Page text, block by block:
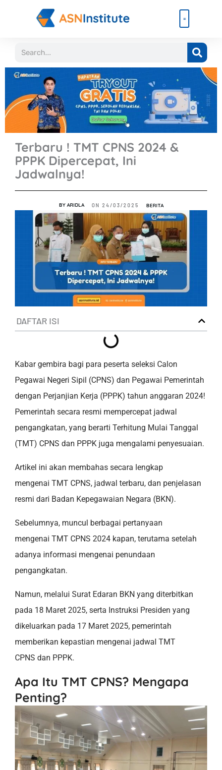
Search
Terbaru ! TMT CPNS 2024 &
PPPK Dipercepat, Ini
Jadwalnya!
BYARIDLA ON 24/03/2025 BERITA
DAFTAR ISI
Kabar gembira bagi para peserta seleksi Calon
Pegawai Negeri Sipil (CPNS) dan Pegawai Pemerintah
dengan Perjanjian Kerja (PPPK) tahun anggaran 2024!
Pemerintah secara resmi mempercepat jadwal
pengangkatan, yang berarti Terhitung Mulai Tanggal
(TMT) CPNS dan PPPK juga mengalami penyesuaian.
Artikel ini akan membahas secara lengkap
mengenai TMT CPNS, jadwal terbaru, dan penjelasan
resmi dari Badan Kepegawaian Negara (BKN).
Sebelumnya, muncul berbagai pertanyaan
mengenai TMT CPNS 2024 kapan, terutama setelah
adanya informasi mengenai penundaan
pengangkatan.
Namun, melalui Surat Edaran BKN yang diterbitkan
pada 18 Maret 2025, serta Instruksi Presiden yang
dikeluarkan pada 17 Maret 2025, pemerintah
memberikan kepastian mengenai jadwal TMT
CPNS dan PPPK.
Apa Itu TMT CPNS? Mengapa
Penting?